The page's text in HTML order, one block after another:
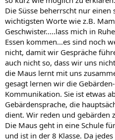
Die Süsse beherrscht nur
wichtigsten Worte wie z.B.
Geschwister.....lass mich in
Essen kommen...es sind noch
nicht, damit wir Gespräche
auch nicht so, dass wir uns
die Maus lernt mit uns
gesagt lernen wir die
Kommunikation. Sie ist etwas
Gebärdensprache, die
dient. Wir reden und gebärden
Die Maus geht in eine Schule
und ist in der 8 Klasse. Da